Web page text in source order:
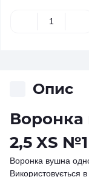
Опис
Воронка
2,5 XS №1
Воронка вушна
Використовується